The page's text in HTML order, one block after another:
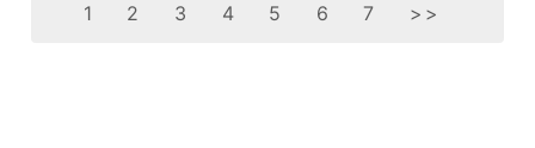
1 2 3 4 5 6 7 >>